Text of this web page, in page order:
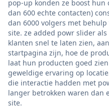
pop-up konden ze boost hun
dan 600 echte contacten)
dan 6000 volgers met
site. ze added powr slider
klanten snel te laten zien,
startpagina zijn, hoe de
laat hun producten goed
geweldige ervaring op
die interactie hadden met
langer betrokken waren dan
site.